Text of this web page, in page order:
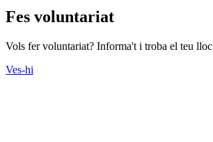
Fes voluntariat
Vols fer voluntariat? Informa't i troba el teu lloc
Ves-hi